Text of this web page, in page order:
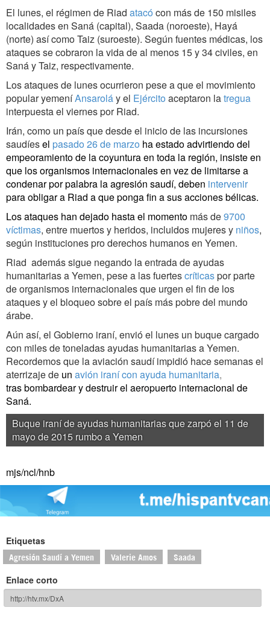
El lunes, el régimen de Riad atacó con más de 150 misiles
localidades en Saná (capital), Saada (noroeste), Hayá
(norte) así como Taiz (suroeste). Según fuentes médicas, los
ataques se cobraron la vida de al menos 15 y 34 civiles, en
Saná y Taiz, respectivamente.
Los ataques de lunes ocurrieron pese a que el movimiento
popular yemeníAnsaroláy el Ejército aceptaron latregua
interpuesta el viernes por Riad.
Irán, como un país que desde el inicio de las incursiones
saudíesel pasado 26 de marzo ha estado advirtiendo del
empeoramiento de la coyuntura en toda la región, insiste en
que los organismos internacionales en vez de limitarse a
condenar por palabra la agresión saudí, deben intervenir
para obligar a Riad a que ponga fin a sus acciones bélicas.
Los ataques han dejado hasta el momento más de9700
víctimas, entre muertos y heridos, incluidos mujeres y niños,
según instituciones pro derechos humanos en Yemen.
Riad además sigue negando la entrada de ayudas
humanitarias a Yemen, pese a las fuertescríticaspor parte
de organismos internacionales que urgen el fin de los
ataques y el bloqueo sobre el país más pobre del mundo
árabe.
Aún así, el Gobierno iraní, envió el lunes un buque cargado
con miles de toneladas ayudas humanitarias a Yemen.
Recordemos que la aviación saudí impidió hace semanas el
aterrizaje de un avión iraní con ayuda humanitaria,
trasbombardear y destruir el aeropuerto internacional de
Saná.
Buque iraní de ayudas humanitarias que zarpó el 11 de
mayo de 2015 rumbo a Yemen
mjs/ncl/hnb
Etiquetas
Agresión Saudí a Yemen Valerie Amos Saada
Enlace corto